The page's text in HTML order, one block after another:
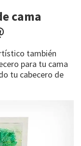
cama
también
para tu cama
tu cabecero de